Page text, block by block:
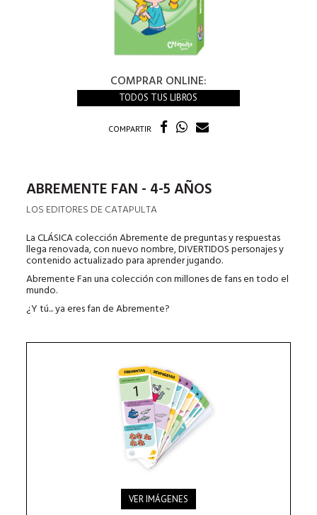
COMPRAR ONLINE:
TODOS TUS LIBROS
COMPARTIR
ABREMENTE FAN - 4-5 AÑOS
LOS EDITORES DE CATAPULTA
La CLÁSICA colección Abremente de preguntas y respuestas
llega renovada, con nuevo nombre, DIVERTIDOS personajes y
contenido actualizado para aprender jugando.
Abremente Fan una colección con millones de fans en todo el
mundo.
¿Y tú... ya eres fan de Abremente?
VER IMÁGENES